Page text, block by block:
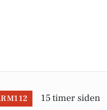
15 timer siden